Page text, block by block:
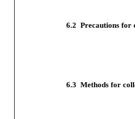
6.2 Precautions for
6.3 Methods for